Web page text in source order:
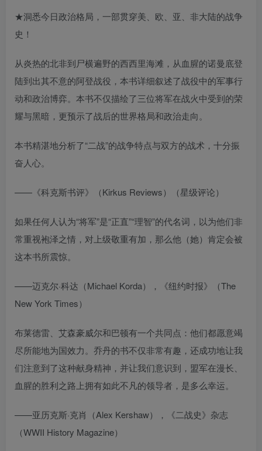
★洞悉今日政治格局，一部贯穿美、欧、亚、非大陆的战争
史！
从炎热的北非到尸横遍野的西西里海滩，从血腥的诺曼底登
陆到出其不意的阿登战役，本书详细叙述了战役中的军事行
动和政治博弈。本书不仅描绘了三位将军在战火中受到的荣
耀与黑暗，更预示了战后的世界格局和政治走向。
本书精湛地分析了“二战”的战争特点与双方的战术，十分振
奋人心。
——《科克斯书评》（Kirkus Reviews）（星级评论）
如果任何人认为“将军”是“正直”“理智”的代名词，以为他们非
常重视袍泽之情，对上级敬重有加，那么他（她）肯定会被
这本书所震惊。
——迈克尔·科达（Michael Korda），《纽约时报》（The
New York Times）
布莱德雷、艾森豪威尔和巴顿有一个共同点：他们都愿意竭
尽所能地为国效力。乔丹的书不仅非常有趣，还成功地让我
们注意到了这种献身精神，并让我们意识到，盟军在漫长、
血腥的胜利之路上拥有如此不凡的领导者，是多么幸运。
——亚历克斯·克肖（Alex Kershaw），《二战史》杂志
（WWII History Magazine）